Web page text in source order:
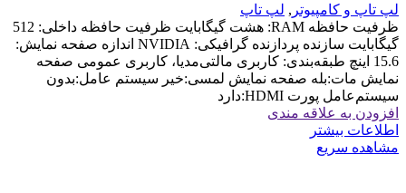
لپ تاپ و کامپیوتر , لپ تاپ
ظرفیت حافظه RAM: هشت گیگابایت ظرفیت حافظه داخلی: 512
گیگابایت سازنده پردازنده گرافیکی: NVIDIA اندازه صفحه نمایش:
15.6 اینچ طبقه‌بندی: کاربری مالتی‌مدیا، کاربری عمومی صفحه
نمایش مات:بله صفحه نمایش لمسی:خیر سیستم عامل:بدون
سیستم‌عامل پورت HDMI:دارد
افزودن به علاقه مندی
اطلاعات بیشتر
مشاهده سریع